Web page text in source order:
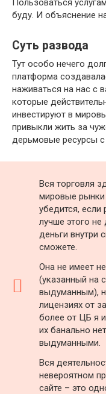
Пользоваться
буду. И объяснение
Суть развода
Тут особо нечего
платформа
наживаться на нас с
которые
инвестируют в
привыкли жить за
дерьмовые ресурсы
Вся торговля
мировые рынки
убедится, если
лучше этого
деньги внутри
сможете.
Она не имеет
(указанный на
выдуманным),
лицензиях от
более от ЦБ я
их банально
выдуманными.
Вся
невероятном
сайте – это